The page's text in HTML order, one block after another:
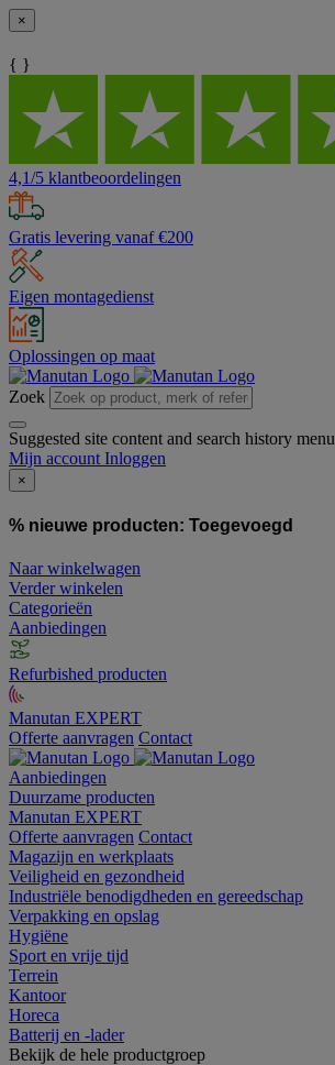
×
{ }
4,1/5 klantbeoordelingen
Gratis levering vanaf €200
Eigen montagedienst
Oplossingen op maat
Zoek
Suggested site content and search history menu
Mijn account Inloggen
×
% nieuwe producten: Toegevoegd
Naar winkelwagen
Verder winkelen
Categorieën
Aanbiedingen
Refurbished producten
Manutan EXPERT
Offerte aanvragen Contact
Aanbiedingen
Duurzame producten
Manutan EXPERT
Offerte aanvragen Contact
Magazijn en werkplaats
Veiligheid en gezondheid
Industriële benodigdheden en gereedschap
Verpakking en opslag
Hygiëne
Sport en vrije tijd
Terrein
Kantoor
Horeca
Batterij en -lader
Bekijk de hele productgroep